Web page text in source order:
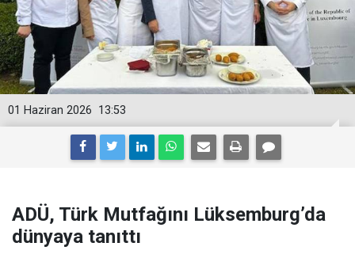
13:53
01 Haziran 2026
ADÜ, Türk Mutfağını Lüksemburg’da
dünyaya tanıttı